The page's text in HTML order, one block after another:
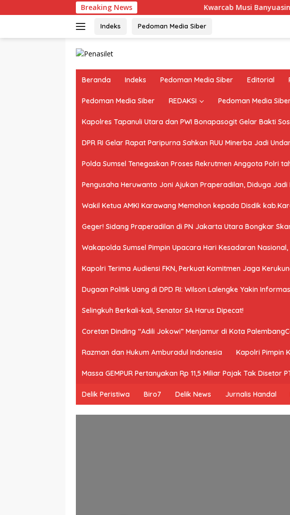
ke
Breaking News Kwarcab Musi Banyuasin Beri
Indeks Pedoman Media Siber
Beranda Indeks Pedoman Media Siber Editorial
Pedoman Media Siber REDAKSI Pedoman Media
Kapolres Tapanuli Utara dan PWI Bonapasogit Gelar Bakti
DPR RI Gelar Rapat Paripurna Sahkan RUU Minerba Jadi
Polda Sumsel Tenegaskan Proses Rekrutmen Anggota
Pengusaha Heruwanto Joni Ajukan Praperadilan, Diduga Jadi
Wakil Ketua AMKI Karawang Memohon kepada Disdik
Geger! Sidang Praperadilan di PN Jakarta Utara Bongkar
Wakapolda Sumsel Pimpin Upacara Hari Kesadaran
Kapolri Terima Audiensi FKN, Perkuat Komitmen Jaga
Dugaan Politik Uang di DPD RI: Wilson Lalengke Yakin
Selingkuh Berkali-kali, Senator SA Harus Dipecat!
Coretan Dinding “Adili Jokowi” Menjamur di Kota
Razman dan Hukum Amburadul Indonesia Kapolri Pimpin
Massa GEMPUR Pertanyakan Rp 11,5 Miliar Pajak Tak Disetor
Delik Peristiwa Biro7 Delik News Jurnalis Handal